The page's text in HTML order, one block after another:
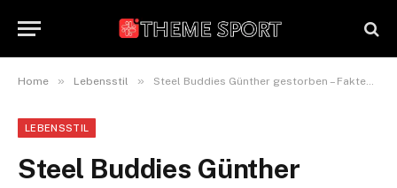
Home » Lebensstil » Steel Buddies Günther gestorben – Fakten, Gerüchte und Wahrheit über Günther Zschimmer
LEBENSSTIL
Steel Buddies Günther